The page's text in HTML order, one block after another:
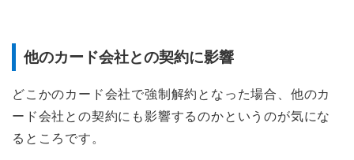
他のカード会社との契約に影響
どこかのカード会社で強制解約となった場合、他のカ
ード会社との契約にも影響するのかというのが気にな
るところです。